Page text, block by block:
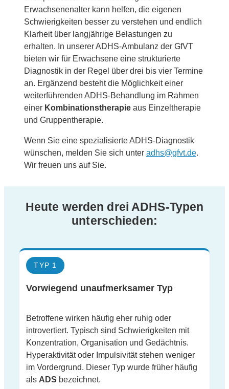
Erwachsenenalter kann helfen, die eigenen
Schwierigkeiten besser zu verstehen und endlich
Klarheit über langjährige Belastungen zu
erhalten. In unserer ADHS-Ambulanz der GfVT
bieten wir für Erwachsene eine strukturierte
Diagnostik in der Regel über drei bis vier Termine
an. Ergänzend besteht die Möglichkeit einer
weiterführenden ADHS-Behandlung im Rahmen
einer Kombinationstherapieaus Einzeltherapie
und Gruppen­therapie.
Wenn Sie eine spezialisierte ADHS-Diagnostik
wünschen, melden Sie sich unter adhs@gfvt.de.
Wir freuen uns auf Sie.
Heute werden drei ADHS-Typen
unterschieden:
TYP 1
Vorwiegend unaufmerksamer Typ
Betroffene wirken häufig eher ruhig oder
introvertiert. Typisch sind Schwierigkeiten mit
Konzentration, Organisation und Gedächtnis.
Hyperaktivität oder Impul­si­vität stehen weniger
im Vordergrund. Dieser Typ wurde früher häufig
als ADS bezeichnet.